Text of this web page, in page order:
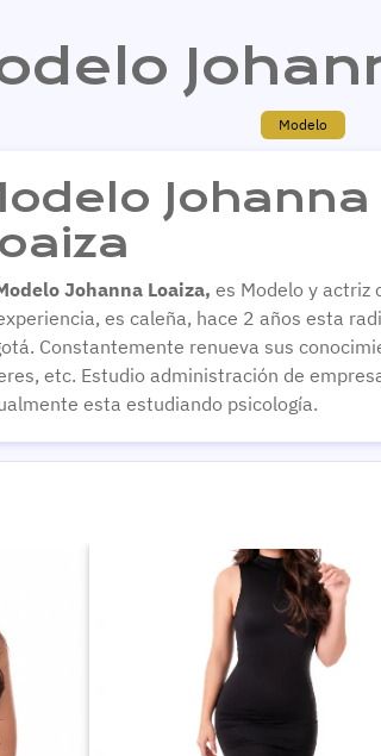
Modelo
Johanna
Johanna Loaiza, es Modelo y actriz
es caleña, hace 2 años esta
Constantemente renueva sus
etc. Estudio administración de
esta estudiando psicología.